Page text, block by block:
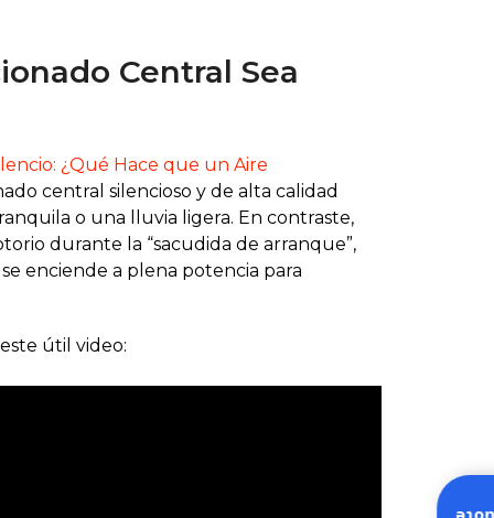
Central Sea
¿Qué Hace que un Aire
central silencioso y de alta calidad
o una lluvia ligera. En contraste,
durante la “sacudida de arranque”,
enciende a plena potencia para
útil video: